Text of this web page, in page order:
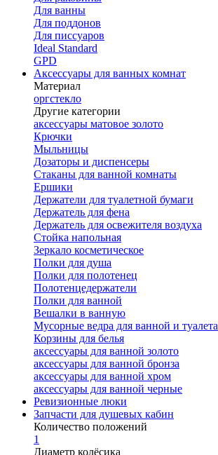
Для ванны
Для поддонов
Для писсуаров
Ideal Standard
GPD
Аксессуары для ванных комнат
Материал
оргстекло
Другие категории
аксессуары матовое золото
Крючки
Мыльницы
Дозаторы и диспенсеры
Стаканы для ванной комнаты
Ершики
Держатели для туалетной бумаги
Держатель для фена
Держатель для освежителя воздуха
Стойка напольная
Зеркало косметическое
Полки для душа
Полки для полотенец
Полотенцедержатели
Полки для ванной
Вешалки в ванную
Мусорные ведра для ванной и туалета
Корзины для белья
аксессуары для ванной золото
аксессуары для ванной бронза
аксессуары для ванной хром
аксессуары для ванной черные
Ревизионные люки
Запчасти для душевых кабин
Количество положений
1
Диаметр колёсика